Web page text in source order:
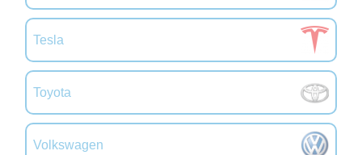
Tesla
Toyota
Volkswagen